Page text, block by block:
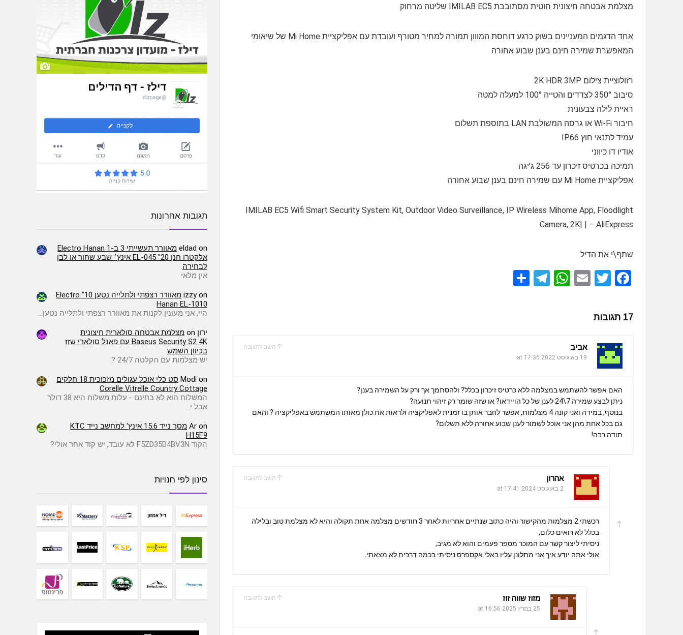
מצלמת אבטחה חיצונית חוטית מסתובבת IMILAB EC5 שליטה מרחוק
אחד הדגמים המעניינים בשוק כרגע דוחסת המווון תמורה למחיר מטורף ועובדת עם אפליקציית Mi Home של שיאומי
המאפשרת שמירה חינם בענן שבוע אחורה
רזולוציית צילום 2K HDR 3MP
סיבוב 350° לצדדים והטייה 100° למעלה למטה
ראיית לילה צבעונית
חיבור Wi-Fi או גרסה המשולבת LAN בתוספת תשלום
עמיד לתנאי חוץ IP66
אודיו דו כיווני
תמיכה בכרטיס זיכרון עד 256 ג'יגה
אפליקציית Mi Home עם שמירה חינם בענן שבוע אחורה
IMILAB EC5 Wifi Smart Security System Kit, Outdoor Video Surveillance, IP Wireless Mihome App, Floodlight
Camera, 2K| | – AliExpress
שתף\י את הדיל
F
ce
b
o
o
T
tt
er
E
W
p
T
m
17 תגובות
השב לתגובה אביב
19 באוגוסט 2022 at 17:36
האם אפשר להשתמש במצלמה ללא כרטיס זיכרון בכלל? ולהסתמך אך ורק על השמירה בענן?
ניתן לבצע שמירה 7\24 לענן של כל הויידאו? או שזה שומר רק זיהוי תנועה?
בנוסף, במידה ואני קונה 4 מצלמות, אפשר לחבר אותן בו זמנית לאפליקציה ולראות את כולן מאותו המשתמש באפליקציה ? והאם
גם בכל אחת מהן אני אוכל לשמור לענן שבוע אחורה ללא תשלום?
תודה רבה!
השב לתגובה אהרון
2 באוגוסט 2024 at 17:41
רכשתי 2 מצלמות מהקישור והיה כתוב שנתיים אחריות לאחר 3 חודשים מצלמה אחת תקולה והיא לא מצלמת טוב ובלילה
בכלל לא רואים כלום,
ניסיתי ליצור קשר עם המוכר מספר פעמים והוא לא מגיב,
אולי אתה יודע איך אני מתלונן עליו באלי אקספרס ניסיתי בכמה דרכים לא מצאתי.
השב לתגובה מזוז שווה זוז
25 במרץ 2025 at 16:56
תגובות אחרונות
eldad on
מאוורר תעשייתי 3 ב-1 Electro Hanan
אלקטרו חנן EL-045 "20 אינץ׳ שבע שחור או לבן
לבחירה
אין מלאי
izzy on
מאוורר רצפתי ולתלייה נטען 10" Electro
Hanan EL-1010
היי, אני מעונין לקנות את מאוורר רצפתי ולתלייה נטען…
ירון on מצלמת אבטחה סולארית חיצונית
Baseus Security S2 4K עם פאנל סולארי שזז
בכיוון השמש
יש מצלמות עם הקלטה 24/7 ?
Modi on
סט כלי אוכל עגולים מזכוכית 18 חלקים
Corelle Vitrelle Country Cottage
המשלוח הוא לא בחינם - עלות משלוח היא 38 דולר
אבל י…
Ar on
מסך נייד 15.6 אינץ' למחשב נייד KTC
H15F9
הקוד F5ZD35D4BV3N לא עובד, יש קוד אחר אולי?
סינון לפי חנויות